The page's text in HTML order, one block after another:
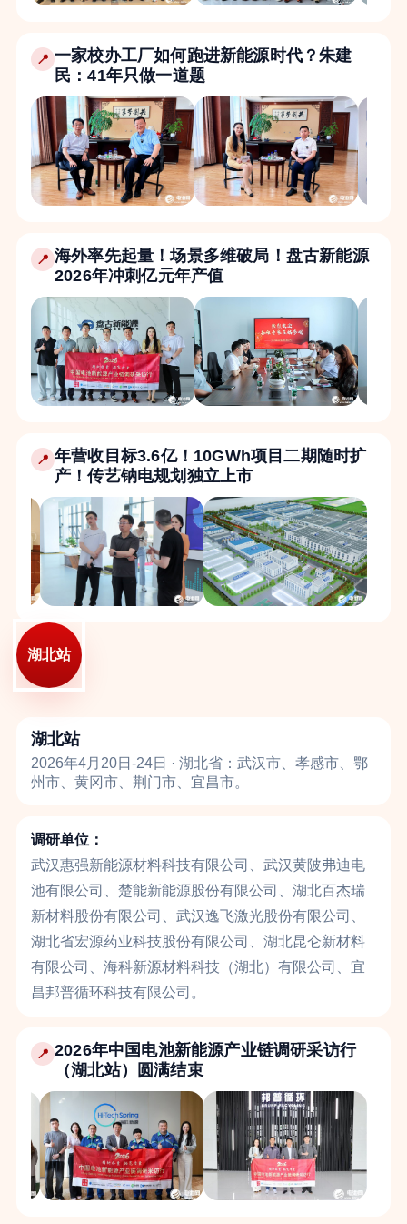
📍 一家校办工厂如何跑进新能源时代？朱建
民：41年只做一道题
📍 海外率先起量！场景多维破局！盘古新能源
2026年冲刺亿元年产值
📍 年营收目标3.6亿！10GWh项目二期随时扩
产！传艺钠电规划独立上市
湖北站
湖北站
2026年4月20日-24日 · 湖北省：武汉市、孝感市、鄂
州市、黄冈市、荆门市、宜昌市。
调研单位：
武汉惠强新能源材料科技有限公司、武汉黄陂弗迪电
池有限公司、楚能新能源股份有限公司、湖北百杰瑞
新材料股份有限公司、武汉逸飞激光股份有限公司、
湖北省宏源药业科技股份有限公司、湖北昆仑新材料
有限公司、海科新源材料科技（湖北）有限公司、宜
昌邦普循环科技有限公司。
📍 2026年中国电池新能源产业链调研采访行
（湖北站）圆满结束